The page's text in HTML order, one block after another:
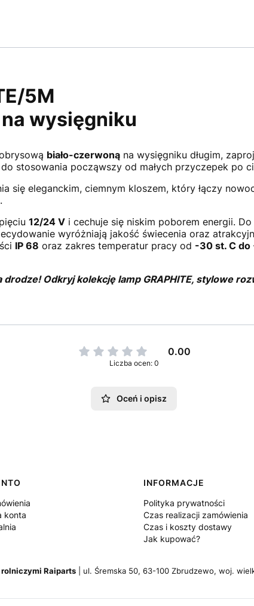
5M
wysięgniku
biało-czerwonąna wysięgniku długim,
stosowania począwszy od małych przyczepek po
się eleganckim, ciemnym kloszem, który łączy
12/24 Vi cechuje się niskim poborem energii.
wyróżniają jakość świecenia oraz
IP 68 oraz zakres temperatur pracy od -30 st. C do
Odkryj kolekcję lamp GRAPHITE, stylowe
0.00
Liczba ocen: 0
Oceń i opisz
konta
INFORMACJE
Polityka prywatności
Czas realizacji zamówienia
Czas i koszty dostawy
Jak kupować?
Raiparts | ul. Śremska 50, 63-100 Zbrudzewo, woj.